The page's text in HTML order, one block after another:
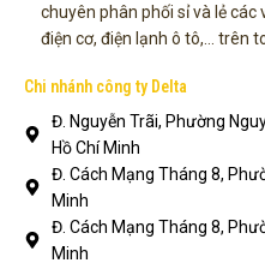
chuyên phân phối sỉ và lẻ các
điện cơ, điện lạnh ô tô,... trên
Chi nhánh công ty Delta
Đ. Nguyễn Trãi, Phường
Hồ Chí Minh
Đ. Cách Mạng Tháng 8,
Minh
Đ. Cách Mạng Tháng 8,
Minh